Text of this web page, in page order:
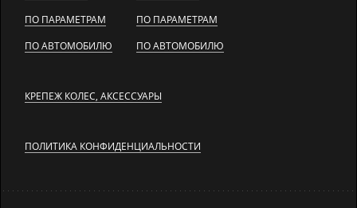
ПО ПАРАМЕТРАМ
ПО АВТОМОБИЛЮ
ПО ПАРАМЕТРАМ
ПО АВТОМОБИЛЮ
КРЕПЕЖ КОЛЕС, АКСЕССУАРЫ
ПОЛИТИКА КОНФИДЕНЦИАЛЬНОСТИ